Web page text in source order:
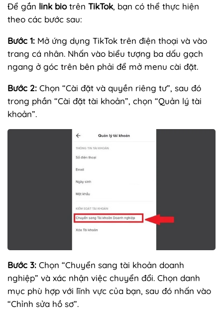
Để gắn link biotrên TikTok, bạn có thể thực hiện
theo các bước sau:
Bước 1: Mở ứng dụng TikTok trên điện thoại và vào
trang cá nhân. Nhấn vào biểu tượng ba dấu gạch
ngang ở góc trên bên phải để mở menu cài đặt.
Bước 2: Chọn “Cài đặt và quyền riêng tư”, sau đó
trong phần “Cài đặt tài khoản”, chọn “Quản lý tài
khoản”.
Bước 3: Chọn “Chuyển sang tài khoản doanh
nghiệp” và xác nhận việc chuyển đổi. Chọn danh
mục phù hợp với lĩnh vực của bạn, sau đó nhấn vào
“Chỉnh sửa hồ sơ”.